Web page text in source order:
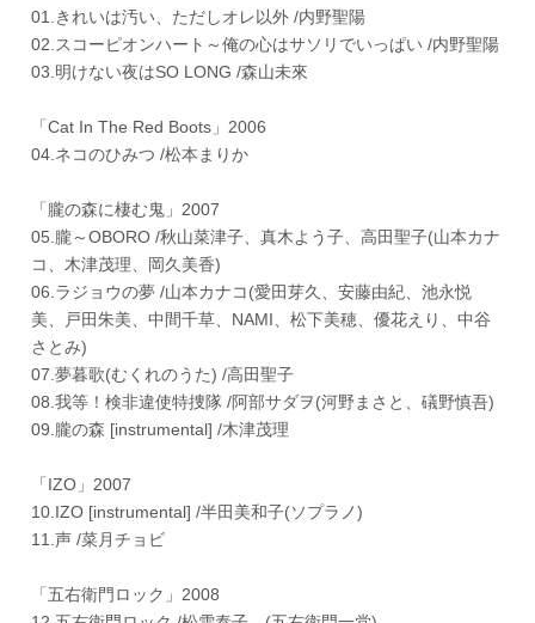
01.きれいは汚い、ただしオレ以外 /内野聖陽
02.スコーピオンハート～俺の心はサソリでいっぱい /内野聖陽
03.明けない夜はSO LONG /森山未來
「Cat In The Red Boots」2006
04.ネコのひみつ /松本まりか
「朧の森に棲む鬼」2007
05.朧～OBORO /秋山菜津子、真木よう子、高田聖子(山本カナ
コ、木津茂理、岡久美香)
06.ラジョウの夢 /山本カナコ(愛田芽久、安藤由紀、池永悦
美、戸田朱美、中間千草、NAMI、松下美穂、優花えり、中谷
さとみ)
07.夢暮歌(むくれのうた) /高田聖子
08.我等！検非違使特捜隊 /阿部サダヲ(河野まさと、礒野慎吾)
09.朧の森 [instrumental] /木津茂理
「IZO」2007
10.IZO [instrumental] /半田美和子(ソプラノ)
11.声 /菜月チョビ
「五右衛門ロック」2008